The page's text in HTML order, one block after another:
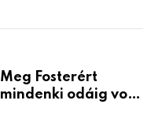
Meg Fosterért
mindenki odáig volt